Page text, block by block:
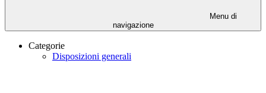
Menu di
navigazione
Categorie
Disposizioni generali